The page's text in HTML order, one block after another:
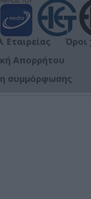
Εταιρείας
Όροι
Απορρήτου
συμμόρφωσης